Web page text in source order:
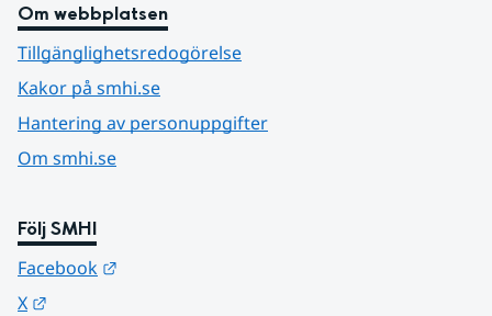
Om webbplatsen
Tillgänglighetsredogörelse
Kakor på smhi.se
Hantering av personuppgifter
Om smhi.se
Följ SMHI
Facebook
X